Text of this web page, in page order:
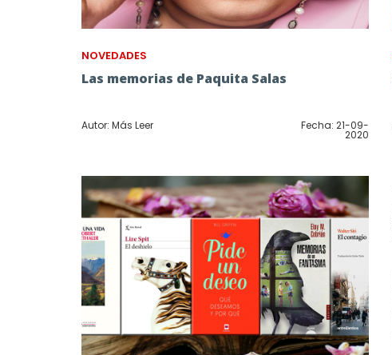
NOVEDADES
Las memorias de Paquita Salas
Autor: Más Leer Fecha: 21-09-
2020